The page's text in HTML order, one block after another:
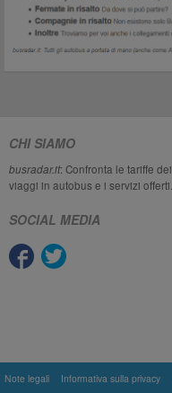
CHI SIAMO
busradar.it: Confronta le tariffe dei
viaggi in autobus e i servizi offerti.
SOCIAL MEDIA
Note legali Informativa sulla privacy